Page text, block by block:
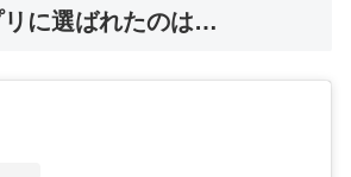
に選ばれたのは…